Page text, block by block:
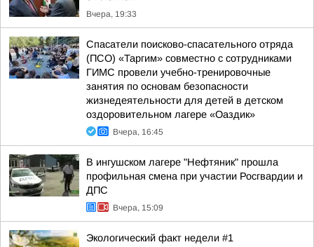
Вчера, 19:33
Спасатели поисково-спасательного отряда
(ПСО) «Таргим» совместно с сотрудниками
ГИМС провели учебно-тренировочные
занятия по основам безопасности
жизнедеятельности для детей в детском
оздоровительном лагере «Оаздик»
Вчера, 16:45
В ингушском лагере "Нефтяник" прошла
профильная смена при участии Росгвардии и
ДПС
Вчера, 15:09
Экологический факт недели #1